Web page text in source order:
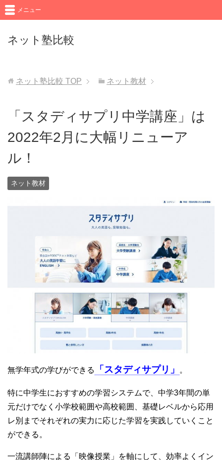
ネット塾比較
メニュー
ネット塾比較 TOP ネット教材
「スタディサプリ中学講座」は
2022年2月に大幅リニューア
ル！
ネット教材
無学年式の学びができる 「スタディサプリ」 。
特に中学生におすすめの学習システムで、中学3年間の単
元だけでなく小学校範囲や高校範囲、基礎レベルから応用
レ別までそれぞれの実力に応じた学習を実践していくこと
ができる。
一流講師陣による「映像授業」を軸にして、効率よくイン